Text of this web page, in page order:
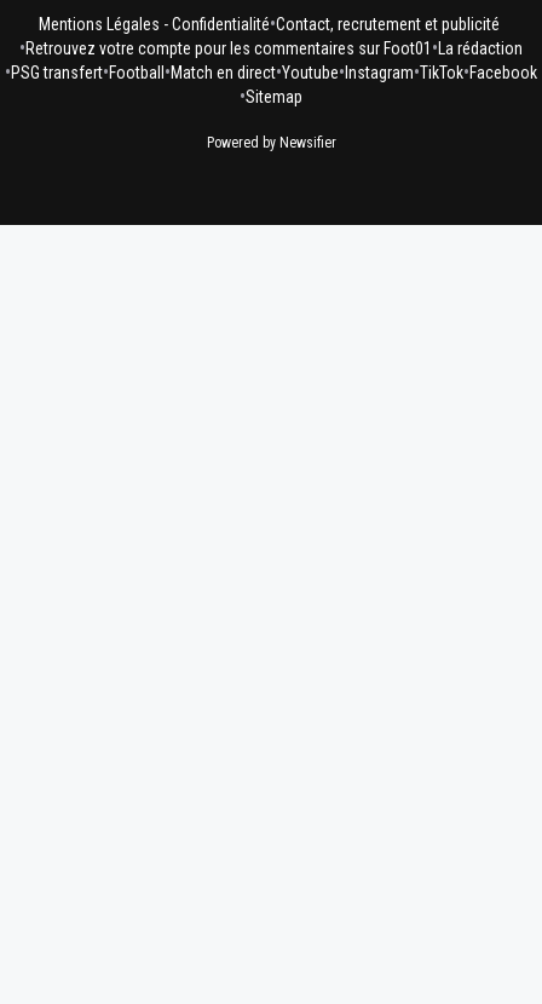
Mentions Légales - Confidentialité•Contact, recrutement et publicité
•Retrouvez votre compte pour les commentaires sur Foot01 • La rédaction
•PSG transfert•Football •Match en direct•Youtube• Instagram•TikTok•Facebook
•Sitemap
Powered by Newsifier